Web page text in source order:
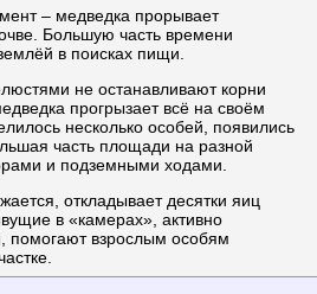
– медведка прорывает
Большую часть времени
в поисках пищи.
не останавливают корни
прогрызает всё на своём
несколько особей, появились
часть площади на разной
и подземными ходами.
откладывает десятки яиц
в «камерах», активно
помогают взрослым особям